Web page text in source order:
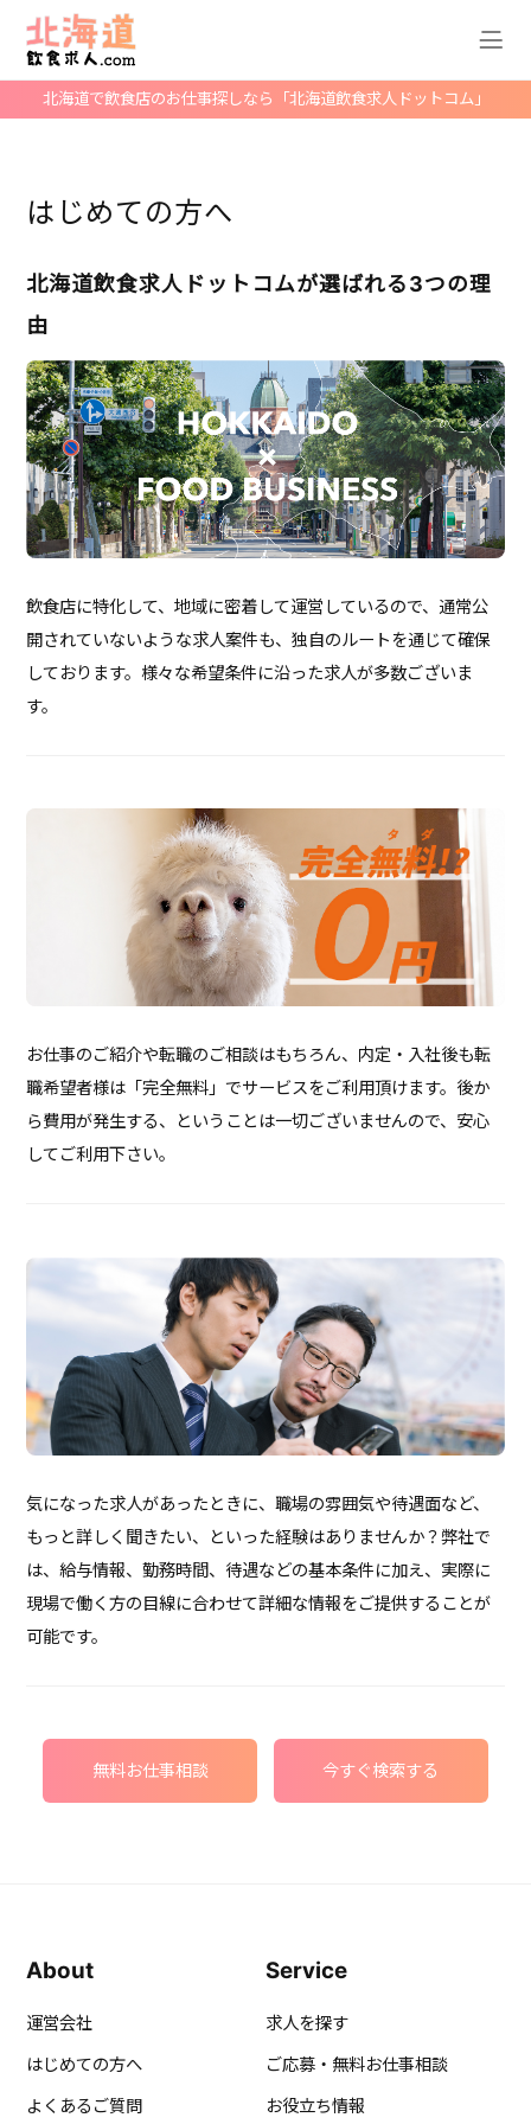
北海道で飲食店のお仕事探しなら「北海道飲食求人ドットコム」
はじめての方へ
北海道飲食求人ドットコムが選ばれる3つの理
由
飲食店に特化して、地域に密着して運営しているので、通常公
開されていないような求人案件も、独自のルートを通じて確保
しております。様々な希望条件に沿った求人が多数ございま
す。
お仕事のご紹介や転職のご相談はもちろん、内定・入社後も転
職希望者様は「完全無料」でサービスをご利用頂けます。後か
ら費用が発生する、ということは一切ございませんので、安心
してご利用下さい。
気になった求人があったときに、職場の雰囲気や待遇面など、
もっと詳しく聞きたい、といった経験はありませんか？弊社で
は、給与情報、勤務時間、待遇などの基本条件に加え、実際に
現場で働く方の目線に合わせて詳細な情報をご提供することが
可能です。
無料お仕事相談 今すぐ検索する
About
運営会社
はじめての方へ
よくあるご質問
Service
求人を探す
ご応募・無料お仕事相談
お役立ち情報